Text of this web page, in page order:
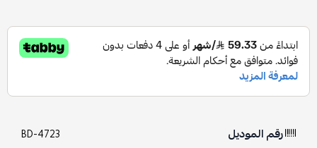
رقم الموديل BD-4723